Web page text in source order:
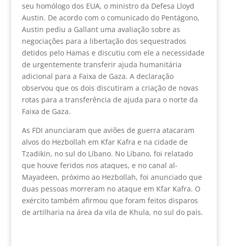
seu homólogo dos EUA, o ministro da Defesa Lloyd
Austin. De acordo com o comunicado do Pentágono,
Austin pediu a Gallant uma avaliação sobre as
negociações para a libertação dos sequestrados
detidos pelo Hamas e discutiu com ele a necessidade
de urgentemente transferir ajuda humanitária
adicional para a Faixa de Gaza. A declaração
observou que os dois discutiram a criação de novas
rotas para a transferência de ajuda para o norte da
Faixa de Gaza.
As FDI anunciaram que aviões de guerra atacaram
alvos do Hezbollah em Kfar Kafra e na cidade de
Tzadikin, no sul do Líbano. No Líbano, foi relatado
que houve feridos nos ataques, e no canal al-
Mayadeen, próximo ao Hezbollah, foi anunciado que
duas pessoas morreram no ataque em Kfar Kafra. O
exército também afirmou que foram feitos disparos
de artilharia na área da vila de Khula, no sul do país.